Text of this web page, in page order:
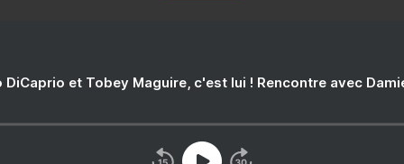
DiCaprio et Tobey Maguire, c'est lui ! Rencontre avec